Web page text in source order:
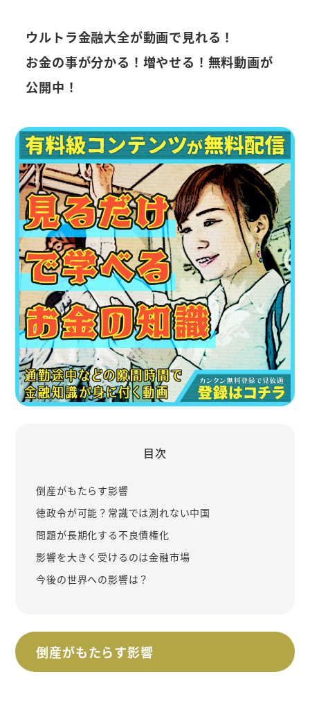
ウルトラ金融大全が動画で見れる！
お金の事が分かる！増やせる！無料動画が
公開中！
目次
倒産がもたらす影響
徳政令が可能？常識では測れない中国
問題が長期化する不良債権化
影響を大きく受けるのは金融市場
今後の世界への影響は？
倒産がもたらす影響